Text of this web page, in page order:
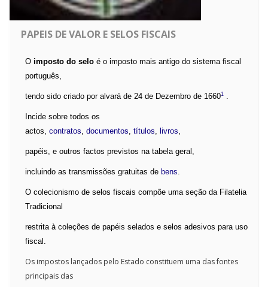
PAPEIS DE VALOR E SELOS FISCAIS
O imposto do selo é o imposto mais antigo do sistema fiscal
português,
tendo sido criado por alvará de 24 de Dezembro de 16601
Incide sobre todos os
actos, contratos documentos títulos livros
papéis, e outros factos previstos na tabela geral,
incluindo as transmissões gratuitas de bens
O colecionismo de selos fiscais compõe uma seção da Filatelia
Tradicional
restrita à coleções de papéis selados e selos adesivos para uso
fiscal.
Os impostos lançados pelo Estado constituem uma das fontes
principais das